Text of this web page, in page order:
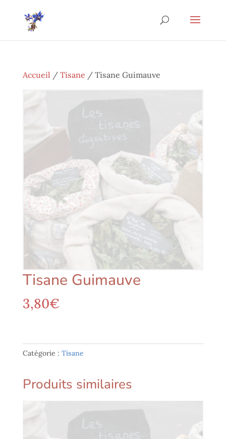
Accueil / Tisane / Tisane Guimauve
Tisane Guimauve
3,80€
Catégorie : Tisane
Produits similaires